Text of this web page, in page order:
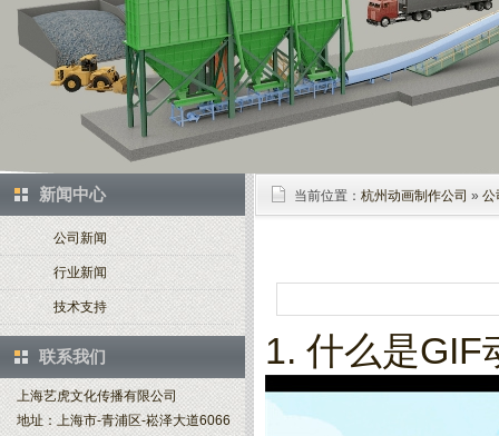
新闻中心
公司新闻
行业新闻
技术支持
联系我们
上海艺虎文化传播有限公司
地址：上海市-青浦区-崧泽大道6066
当前位置： 杭州动画制作公司 » 公
1. 什么是GIF